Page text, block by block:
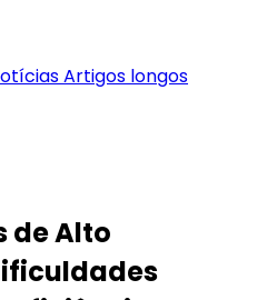
Artigos longos
de Alto